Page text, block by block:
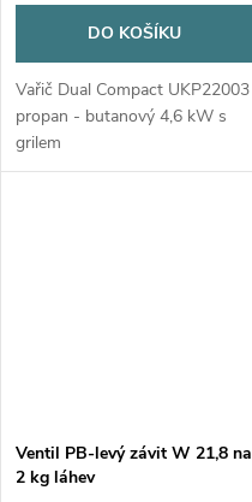
DO KOŠÍKU
Vařič Dual Compact UKP22003
propan - butanový 4,6 kW s
grilem
Ventil PB-levý závit W 21,8 na
2 kg láhev